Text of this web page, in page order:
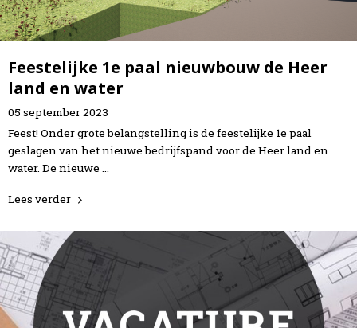
Feestelijke 1e paal nieuwbouw de Heer
land en water
05 september2023
Feest! Onder grote belangstelling is de feestelijke 1e paal
geslagen van het nieuwe bedrijfspand voor de Heer land en
water. De nieuwe …
Lees verder